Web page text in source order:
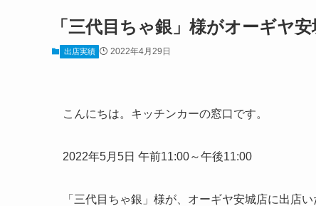
「三代目ちゃ銀」様がオーギヤ
出店実績 2022年4月29日
こんにちは。キッチンカーの窓口です。
2022年5月5日 午前11:00～午後11:00
「三代目ちゃ銀」様が、オーギヤ安城店に出店い